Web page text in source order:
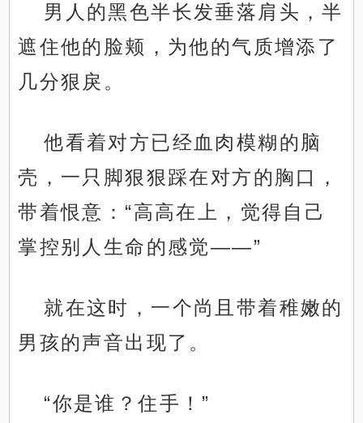
男人的黑色半长发垂落肩头，半
遮住他的脸颊，为他的气质增添了
几分狠戾。
他看着对方已经血肉模糊的脑
壳，一只脚狠狠踩在对方的胸口，
带着恨意：“高高在上，觉得自己
掌控别人生命的感觉——”
就在这时，一个尚且带着稚嫩的
男孩的声音出现了。
“你是谁？住手！”